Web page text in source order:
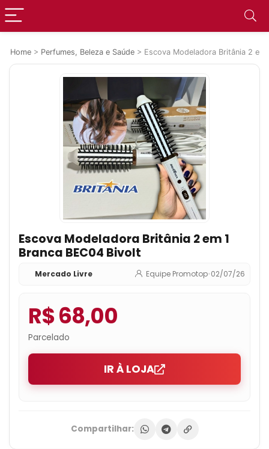
Home > Perfumes, Beleza e Saúde > Escova Modeladora Britânia 2 em
Escova Modeladora Britânia 2 em 1
Branca BEC04 Bivolt
Mercado Livre Equipe Promotop•02/07/26
R$ 68,00
Parcelado
IR À LOJA
Compartilhar: